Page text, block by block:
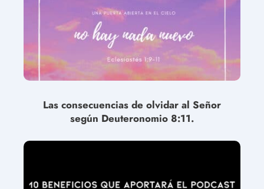
Las consecuencias de olvidar al Señor
según Deuteronomio 8:11.